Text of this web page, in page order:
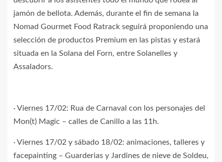
jamón de bellota. Además, durante el fin de semana la
Nomad Gourmet Food Ratrack seguirá proponiendo una
selección de productos Premium en las pistas y estará
situada en la Solana del Forn, entre Solanelles y
Assaladors.
· Viernes 17/02: Rua de Carnaval con los personajes del
Mon(t) Magic – calles de Canillo a las 11h.
· Viernes 17/02 y sábado 18/02: animaciones, talleres y
facepainting – Guarderias y Jardines de nieve de Soldeu,